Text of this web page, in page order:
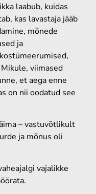
laabub, kuidas
kas lavastaja jääb
mõnede
ja
viimased
et aega enne
on nii oodatud see
– vastuvõtlikult
ja mõnus oli
vajalikke